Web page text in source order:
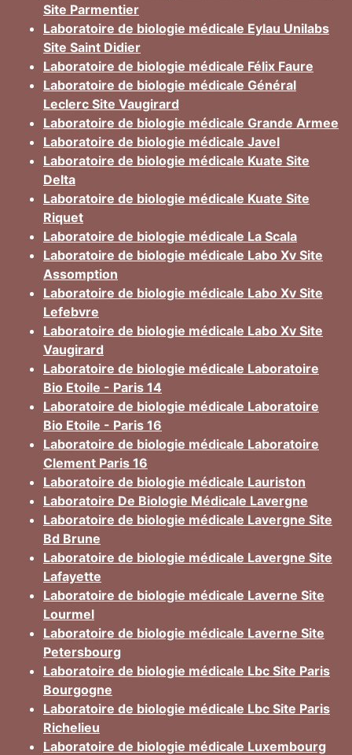
Site Parmentier
Laboratoire de biologie médicale Eylau Unilabs
Site Saint Didier
Laboratoire de biologie médicale Félix Faure
Laboratoire de biologie médicale Général
Leclerc Site Vaugirard
Laboratoire de biologie médicale Grande Armee
Laboratoire de biologie médicale Javel
Laboratoire de biologie médicale Kuate Site
Delta
Laboratoire de biologie médicale Kuate Site
Riquet
Laboratoire de biologie médicale La Scala
Laboratoire de biologie médicale Labo Xv Site
Assomption
Laboratoire de biologie médicale Labo Xv Site
Lefebvre
Laboratoire de biologie médicale Labo Xv Site
Vaugirard
Laboratoire de biologie médicale Laboratoire
Bio Etoile - Paris 14
Laboratoire de biologie médicale Laboratoire
Bio Etoile - Paris 16
Laboratoire de biologie médicale Laboratoire
Clement Paris 16
Laboratoire de biologie médicale Lauriston
Laboratoire De Biologie Médicale Lavergne
Laboratoire de biologie médicale Lavergne Site
Bd Brune
Laboratoire de biologie médicale Lavergne Site
Lafayette
Laboratoire de biologie médicale Laverne Site
Lourmel
Laboratoire de biologie médicale Laverne Site
Petersbourg
Laboratoire de biologie médicale Lbc Site Paris
Bourgogne
Laboratoire de biologie médicale Lbc Site Paris
Richelieu
Laboratoire de biologie médicale Luxembourg